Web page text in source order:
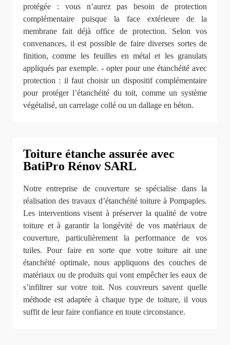
protégée : vous n’aurez pas besoin de protection
complémentaire puisque la face extérieure de la
membrane fait déjà office de protection. Selon vos
convenances, il est possible de faire diverses sortes de
finition, comme les feuilles en métal et les granulats
appliqués par exemple. - opter pour une étanchéité avec
protection : il faut choisir un dispositif complémentaire
pour protéger l’étanchéité du toit, comme un système
végétalisé, un carrelage collé ou un dallage en béton.
Toiture étanche assurée avec
BatiPro Rénov SARL
Notre entreprise de couverture se spécialise dans la
réalisation des travaux d’étanchéité toiture à Pompaples.
Les interventions visent à préserver la qualité de votre
toiture et à garantir la longévité de vos matériaux de
couverture, particulièrement la performance de vos
tuiles. Pour faire en sorte que votre toiture ait une
étanchéité optimale, nous appliquons des couches de
matériaux ou de produits qui vont empêcher les eaux de
s’infiltrer sur votre toit. Nos couvreurs savent quelle
méthode est adaptée à chaque type de toiture, il vous
suffit de leur faire confiance en toute circonstance.